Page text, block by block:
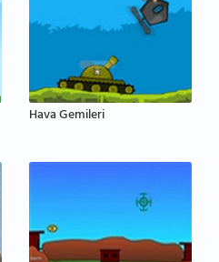
Hava Gemileri